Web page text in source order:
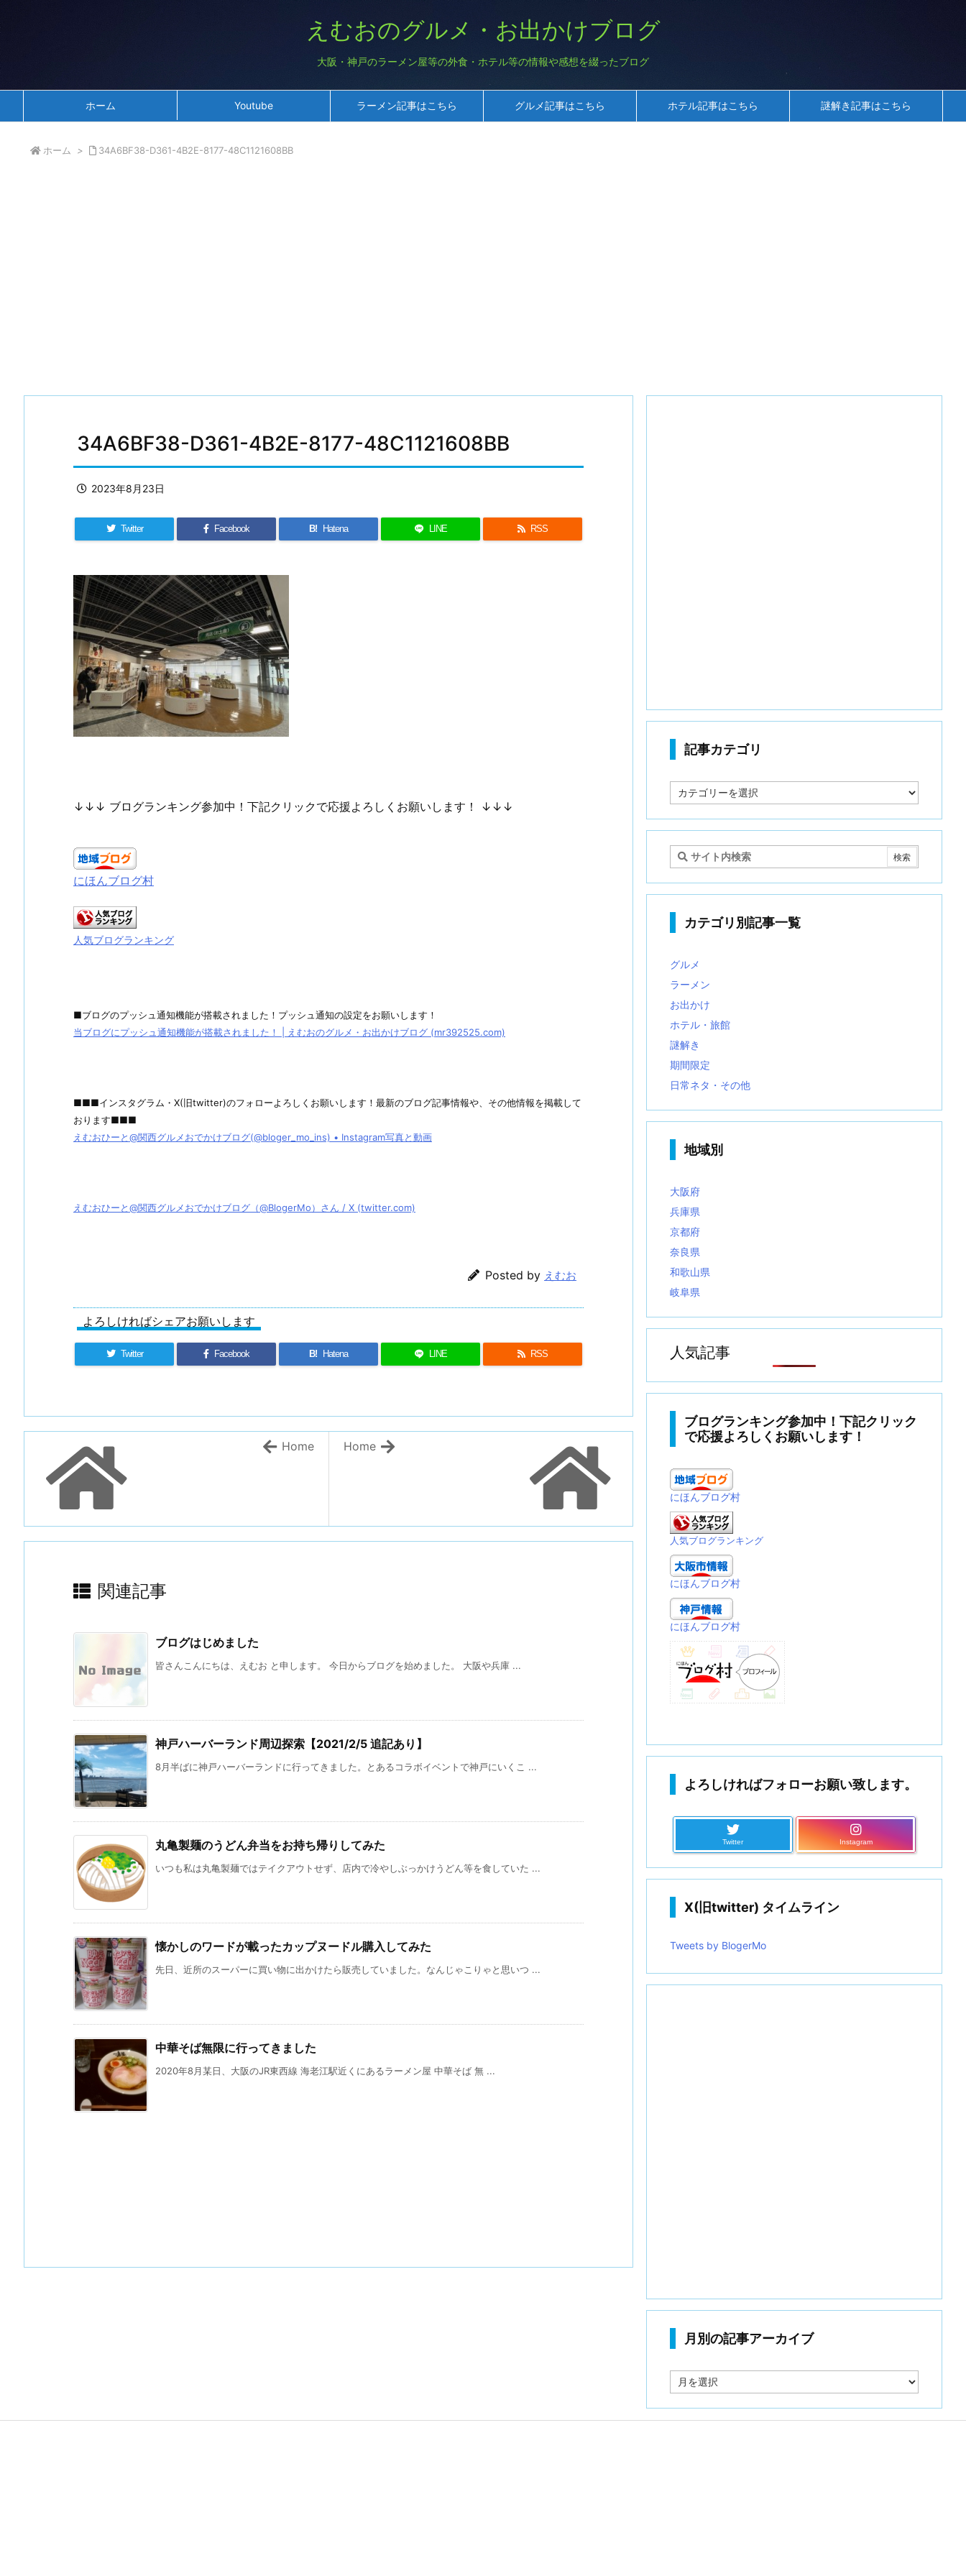
えむおのグルメ・お出かけブログ
大阪・神戸のラーメン屋等の外食・ホテル等の情報や感想を綴ったブログ
ホーム Youtube ラーメン記事はこちら グルメ記事はこちら ホテル記事はこちら 謎解き記事はこちら
ホーム > 34A6BF38-D361-4B2E-8177-48C1121608BB
34A6BF38-D361-4B2E-8177-48C1121608BB
2023年8月23日
Twitter Facebook B! Hatena LINE RSS
↓↓↓ ブログランキング参加中！下記クリックで応援よろしくお願いします！ ↓↓↓
にほんブログ村
人気ブログランキング
■ブログのプッシュ通知機能が搭載されました！プッシュ通知の設定をお願いします！
当ブログにプッシュ通知機能が搭載されました！ | えむおのグルメ・お出かけブログ (mr392525.com)
■■■インスタグラム・X(旧twitter)のフォローよろしくお願いします！最新のブログ記事情報や、その他情報を掲載して
おります■■■
えむおひーと@関西グルメおでかけブログ(@bloger_mo_ins) • Instagram写真と動画
えむおひーと@関西グルメおでかけブログ（@BlogerMo）さん / X (twitter.com)
Posted by えむお
よろしければシェアお願いします
Twitter Facebook B! Hatena LINE RSS
Home
Home
関連記事
ブログはじめました
皆さんこんにちは、えむお と申します。 今日からブログを始めました。 大阪や兵庫 ...
神戸ハーバーランド周辺探索【2021/2/5 追記あり】
8月半ばに神戸ハーバーランドに行ってきました。とあるコラボイベントで神戸にいくこ ...
丸亀製麺のうどん弁当をお持ち帰りしてみた
いつも私は丸亀製麺ではテイクアウトせず、店内で冷やしぶっかけうどん等を食していた ...
懐かしのワードが載ったカップヌードル購入してみた
先日、近所のスーパーに買い物に出かけたら販売していました。なんじゃこりゃと思いつ ...
中華そば無限に行ってきました
2020年8月某日、大阪のJR東西線 海老江駅近くにあるラーメン屋 中華そば 無 ...
記事カテゴリ
事
テ
リ
カテゴリ別記事一覧
グルメ
ラーメン
お出かけ
ホテル・旅館
謎解き
期間限定
日常ネタ・その他
地域別
大阪府
兵庫県
京都府
奈良県
和歌山県
岐阜県
人気記事
ブログランキング参加中！下記クリック
で応援よろしくお願いします！
にほんブログ村
人気ブログランキング
にほんブログ村
にほんブログ村
よろしければフォローお願い致します。
Twitter Instagram
X(旧twitter) タイムライン
Tweets by BlogerMo
月別の記事アーカイブ
別
記